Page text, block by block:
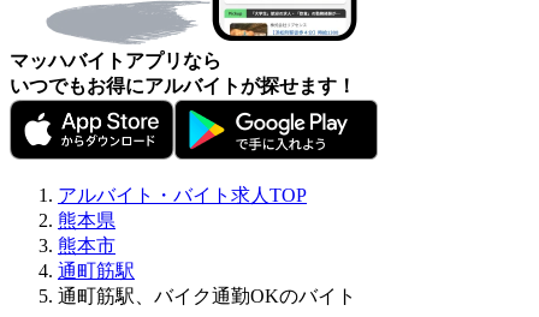
マッハバイトアプリなら
いつでもお得にアルバイトが探せます！
アルバイト・バイト求人TOP
熊本県
熊本市
通町筋駅
通町筋駅、バイク通勤OKのバイト